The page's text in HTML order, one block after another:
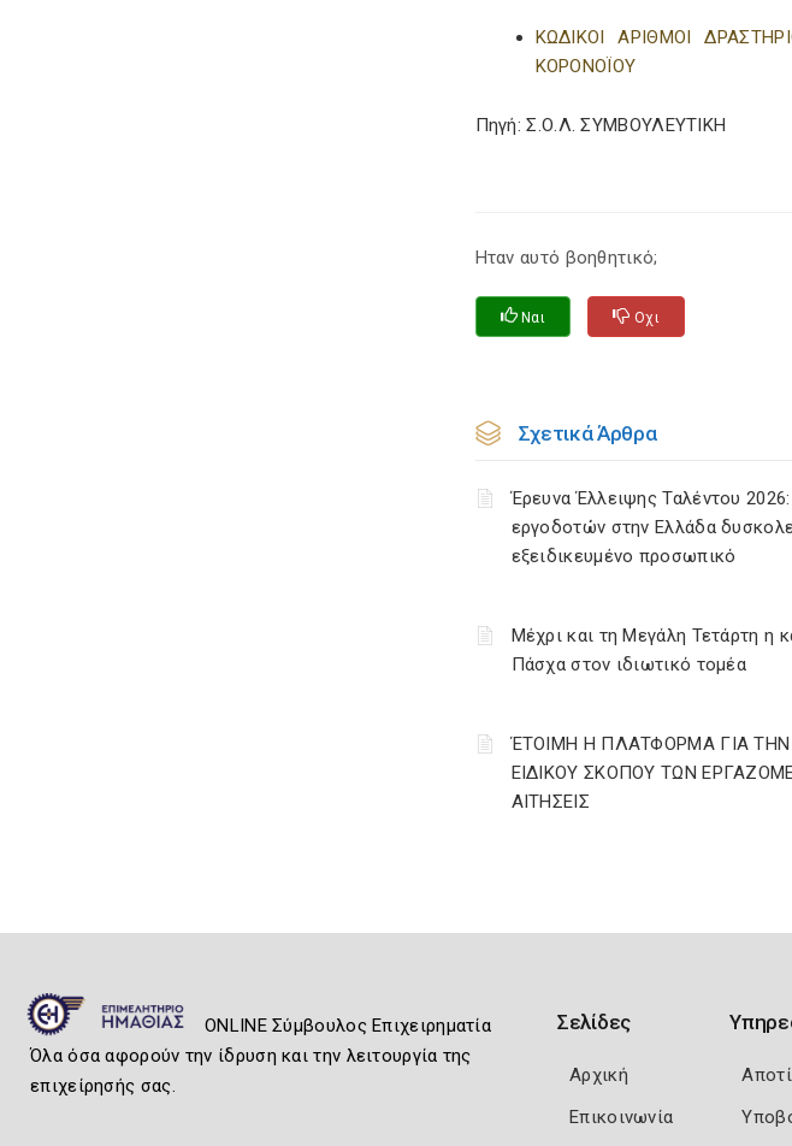
ΚΩΔΙΚΟΙ ΑΡΙΘΜΟΙ
ΚΟΡΟΝΟΪΟΥ
Πηγή: Σ.Ο.Λ. ΣΥΜΒΟΥΛΕΥΤΙΚΗ
Ηταν αυτό βοηθητικό;
Ναι Οχι
Σχετικά Άρθρα
Έρευνα Έλλειψης Ταλέντου
εργοδοτών στην Ελλάδα
εξειδικευμένο προσωπικό
Μέχρι και τη Μεγάλη Τετάρτη η
Πάσχα στον ιδιωτικό τομέα
ΈΤΟΙΜΗ Η ΠΛΑΤΦΟΡΜΑ ΓΙΑ
ΕΙΔΙΚΟΥ ΣΚΟΠΟΥ ΤΩΝ
ΑΙΤΗΣΕΙΣ
ONLINE Σύμβουλος Επιχειρηματία
Όλα όσα αφορούν την ίδρυση και την λειτουργία της
επιχείρησής σας.
Σελίδες
Αρχική
Επικοινωνία